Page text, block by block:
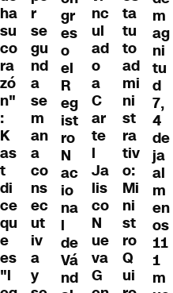
ha
su
co
ra
zó
n"
:
K
as
t
di
ce
qu
e
es
"l
r
se
gu
nd
a
se
m
an
a
co
ns
ec
ut
iv
a
y
gr
es
o
el
R
eg
ist
ro
N
ac
io
na
l
de
Vá
nd
nc
ul
ad
o
a
C
ar
te
l
Ja
lis
co
N
ue
va
G
ta
tu
to
ad
mi
ni
st
ra
tiv
o:
Mi
ni
st
ro
Q
ui
m
ag
ni
tu
d
7,
4
de
ja
al
m
en
os
11
1
m